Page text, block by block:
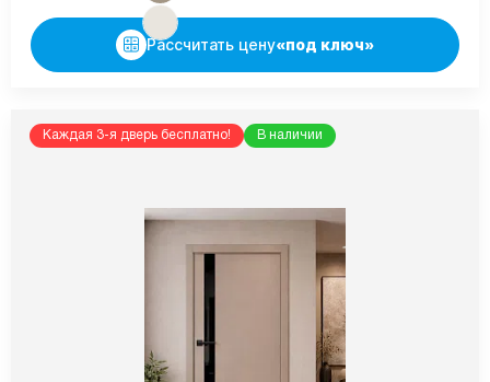
Рассчитать цену«под ключ»
Каждая 3-я дверь бесплатно! В наличии